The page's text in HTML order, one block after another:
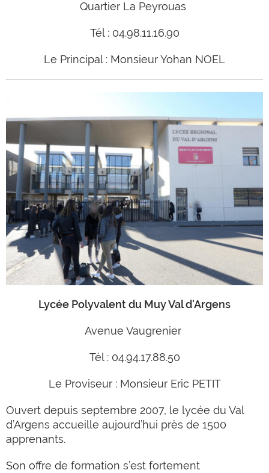
Quartier La Peyrouas
Tél : 04.98.11.16.90
Le Principal : Monsieur Yohan NOEL
Lycée Polyvalent du Muy Val d'Argens
Avenue Vaugrenier
Tél : 04.94.17.88.50
Le Proviseur : Monsieur Eric PETIT
Ouvert depuis septembre 2007, le lycée du Val
d’Argens accueille aujourd’hui près de 1500
apprenants.
Son offre de formation s’est fortement